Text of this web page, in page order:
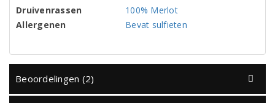
Druivenrassen
100% Merlot
Allergenen
Bevat sulfieten
Beoordelingen (2)